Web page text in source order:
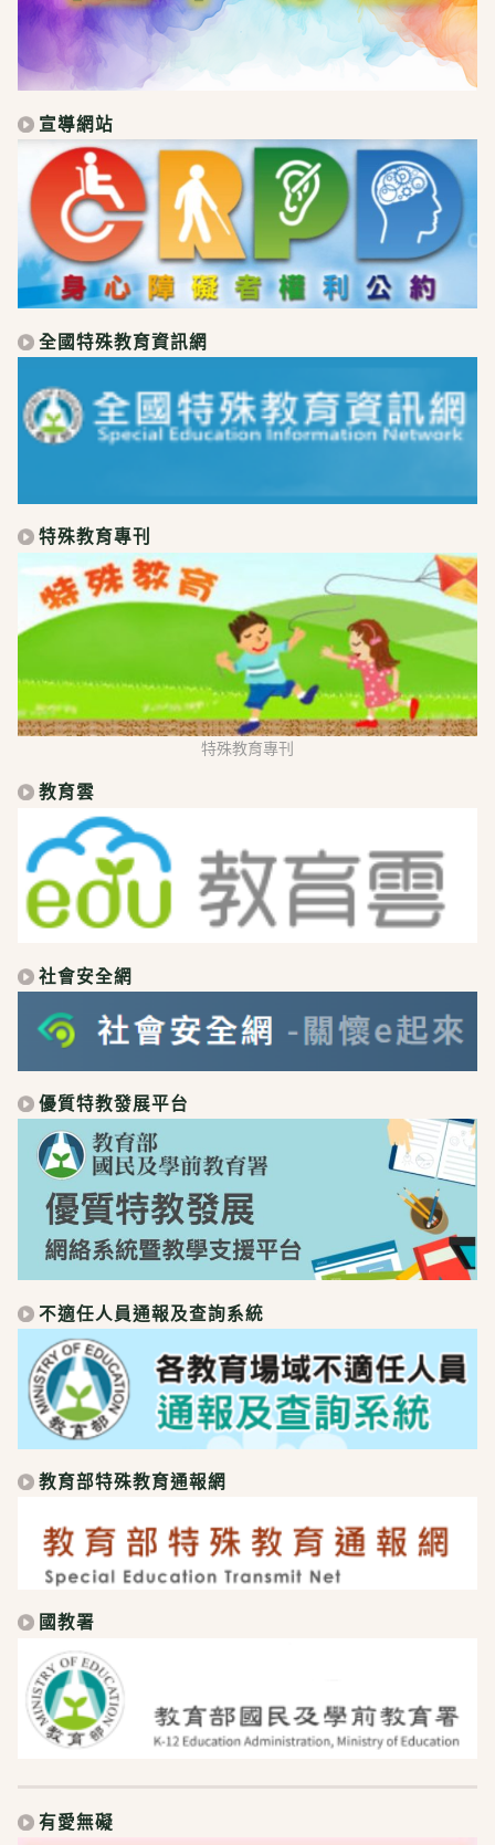
宣導網站
全國特殊教育資訊網
特殊教育專刊
特殊教育專刊
教育雲
社會安全網
優質特教發展平台
不適任人員通報及查詢系統
教育部特殊教育通報網
國教署
有愛無礙